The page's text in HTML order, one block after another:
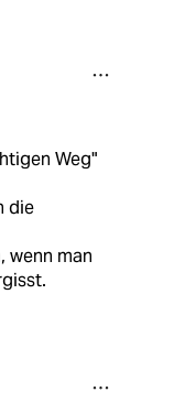
Weg"
die
wenn man